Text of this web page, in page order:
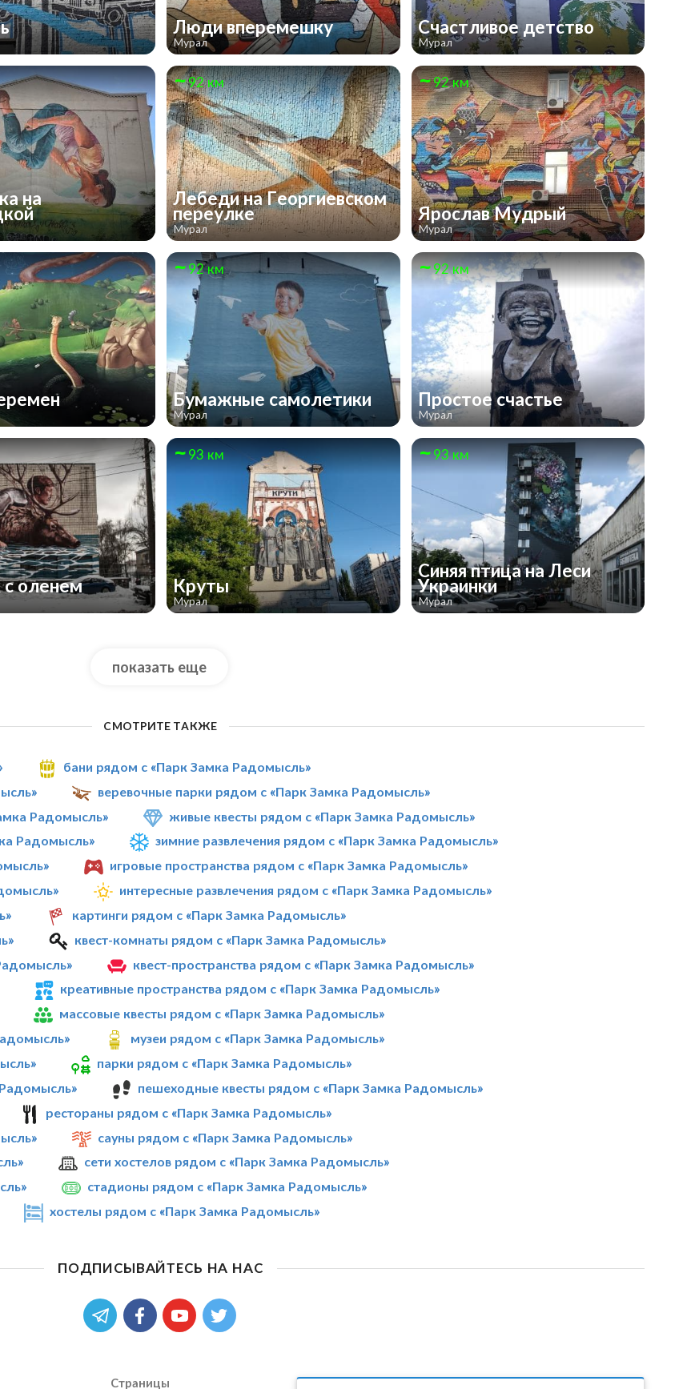
Люди вперемешку
Мурал
Счастливое детство
Мурал
на
92 км
Лебеди на Георгиевском
переулке
Мурал
92 км
Ярослав Мудрый
Мурал
92 км
Бумажные самолетики
Мурал
92 км
Простое счастье
Мурал
с оленем
93 км
Круты
Мурал
93 км
Синяя птица на Леси
Украинки
Мурал
показать еще
СМОТРИТЕ ТАКЖЕ
бани рядом с «Парк Замка Радомысль»
веревочные парки рядом с «Парк Замка Радомысль»
Радомысль»
живые квесты рядом с «Парк Замка Радомысль»
Радомысль»
зимние развлечения рядом с «Парк Замка Радомысль»
игровые пространства рядом с «Парк Замка Радомысль»
интересные развлечения рядом с «Парк Замка Радомысль»
картинги рядом с «Парк Замка Радомысль»
квест-комнаты рядом с «Парк Замка Радомысль»
квест-пространства рядом с «Парк Замка Радомысль»
креативные пространства рядом с «Парк Замка Радомысль»
массовые квесты рядом с «Парк Замка Радомысль»
музеи рядом с «Парк Замка Радомысль»
парки рядом с «Парк Замка Радомысль»
пешеходные квесты рядом с «Парк Замка Радомысль»
рестораны рядом с «Парк Замка Радомысль»
сауны рядом с «Парк Замка Радомысль»
сети хостелов рядом с «Парк Замка Радомысль»
стадионы рядом с «Парк Замка Радомысль»
хостелы рядом с «Парк Замка Радомысль»
ПОДПИСЫВАЙТЕСЬ НА НАС
Страницы